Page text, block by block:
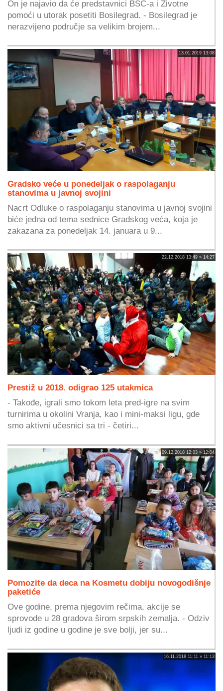
On je najavio da će predstavnici BSC-a i Životne
pomoći u utorak posetiti Bosilegrad. - Bosilegrad je
nerazvijeno područje sa velikim brojem...
13.01.2019 13:08
Gradsko veće u ponedeljak o raspolaganju
stanovima u javnoj svojini
Nacrt Odluke o raspolaganju stanovima u javnoj svojini
biće jedna od tema sednice Gradskog veća, koja je
zakazana za ponedeljak 14. januara u 9...
22.12.2018 13:49 » 14:27
Prestiž u 2018. odigrao 125 utakmica
- Takođe, igrali smo tokom leta pred-igre na svim
turnirima u okolini Vranja, kao i mini-maksi ligu, gde
smo aktivni učesnici sa tri - četiri...
09.12.2018 12:03 » 12:04
Pomozite da deca na Kosmetu dobiju novogodišnje
paketiće
Ove godine, prema njegovim rečima, akcije se
sprovode u 28 gradova širom srpskih zemalja. - Odziv
ljudi iz godine u godine je sve bolji, jer su...
16.11.2018 11:11 » 11:13